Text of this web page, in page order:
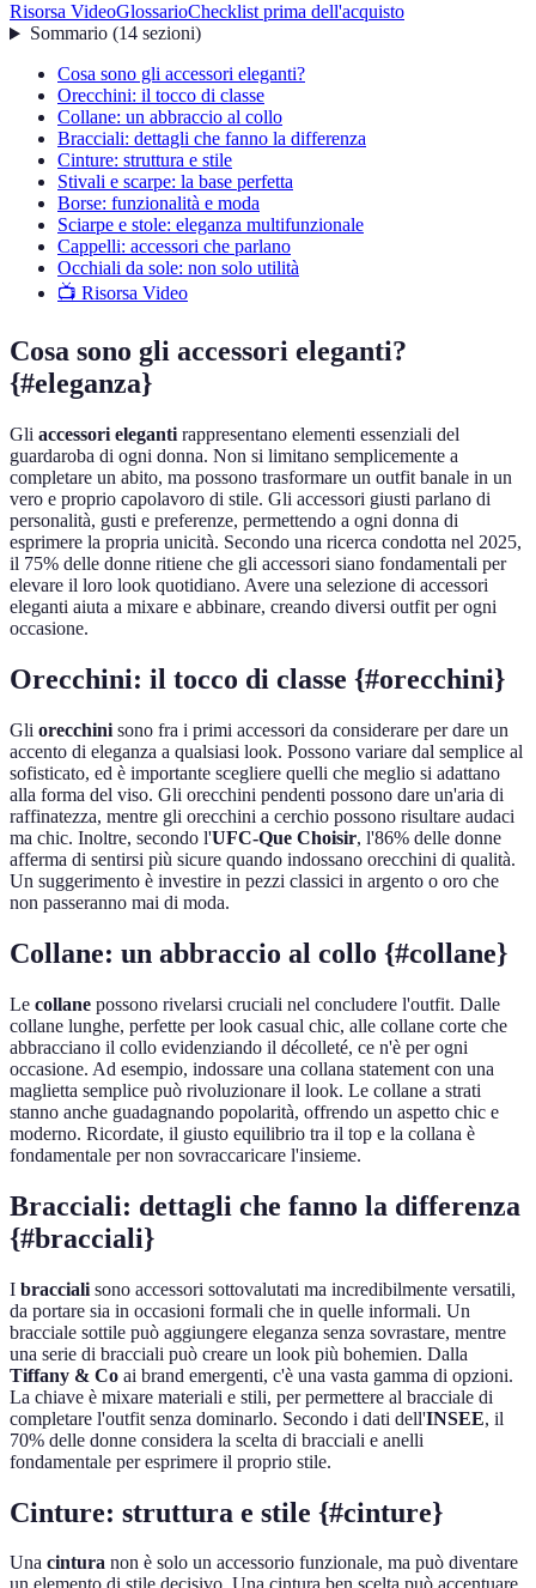
Risorsa VideoGlossarioChecklist prima dell'acquisto
Sommario(14 sezioni)
Cosa sono gli accessori eleganti?
Orecchini: il tocco di classe
Collane: un abbraccio al collo
Bracciali: dettagli che fanno la differenza
Cinture: struttura e stile
Stivali e scarpe: la base perfetta
Borse: funzionalità e moda
Sciarpe e stole: eleganza multifunzionale
Cappelli: accessori che parlano
Occhiali da sole: non solo utilità
📺 Risorsa Video
Cosa sono gli accessori eleganti?
{#eleganza}
Gli accessori eleganti rappresentano elementi essenziali del
guardaroba di ogni donna. Non si limitano semplicemente a
completare un abito, ma possono trasformare un outfit banale in un
vero e proprio capolavoro di stile. Gli accessori giusti parlano di
personalità, gusti e preferenze, permettendo a ogni donna di
esprimere la propria unicità. Secondo una ricerca condotta nel 2025,
il 75% delle donne ritiene che gli accessori siano fondamentali per
elevare il loro look quotidiano. Avere una selezione di accessori
eleganti aiuta a mixare e abbinare, creando diversi outfit per ogni
occasione.
Orecchini: il tocco di classe {#orecchini}
Gli orecchini sono fra i primi accessori da considerare per dare un
accento di eleganza a qualsiasi look. Possono variare dal semplice al
sofisticato, ed è importante scegliere quelli che meglio si adattano
alla forma del viso. Gli orecchini pendenti possono dare un'aria di
raffinatezza, mentre gli orecchini a cerchio possono risultare audaci
ma chic. Inoltre, secondo l'UFC-Que Choisir, l'86% delle donne
afferma di sentirsi più sicure quando indossano orecchini di qualità.
Un suggerimento è investire in pezzi classici in argento o oro che
non passeranno mai di moda.
Collane: un abbraccio al collo {#collane}
Le collane possono rivelarsi cruciali nel concludere l'outfit. Dalle
collane lunghe, perfette per look casual chic, alle collane corte che
abbracciano il collo evidenziando il décolleté, ce n'è per ogni
occasione. Ad esempio, indossare una collana statement con una
maglietta semplice può rivoluzionare il look. Le collane a strati
stanno anche guadagnando popolarità, offrendo un aspetto chic e
moderno. Ricordate, il giusto equilibrio tra il top e la collana è
fondamentale per non sovraccaricare l'insieme.
Bracciali: dettagli che fanno la differenza
{#bracciali}
I bracciali sono accessori sottovalutati ma incredibilmente versatili,
da portare sia in occasioni formali che in quelle informali. Un
bracciale sottile può aggiungere eleganza senza sovrastare, mentre
una serie di bracciali può creare un look più bohemien. Dalla
Tiffany & Co ai brand emergenti, c'è una vasta gamma di opzioni.
La chiave è mixare materiali e stili, per permettere al bracciale di
completare l'outfit senza dominarlo. Secondo i dati dell'INSEE, il
70% delle donne considera la scelta di bracciali e anelli
fondamentale per esprimere il proprio stile.
Cinture: struttura e stile {#cinture}
Una cintura non è solo un accessorio funzionale, ma può diventare